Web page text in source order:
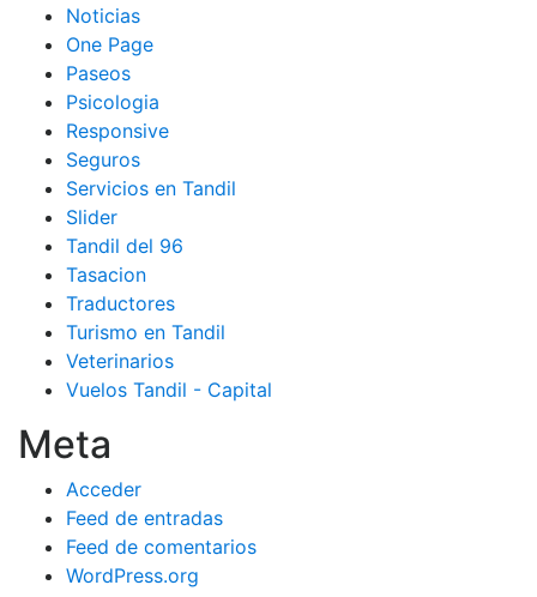
Noticias
One Page
Paseos
Psicologia
Responsive
Seguros
Servicios en Tandil
Slider
Tandil del 96
Tasacion
Traductores
Turismo en Tandil
Veterinarios
Vuelos Tandil - Capital
Meta
Acceder
Feed de entradas
Feed de comentarios
WordPress.org